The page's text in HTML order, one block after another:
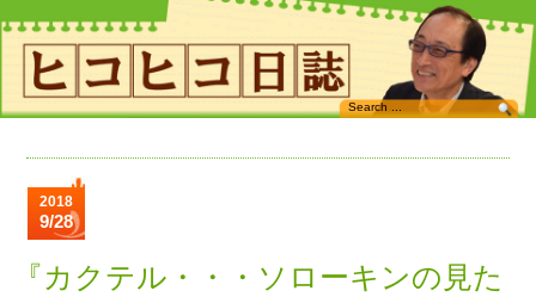
2018
9/28
『カクテル・・・ソローキンの見た